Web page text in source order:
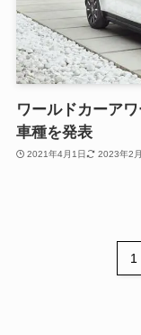
ワールドカーア
車種を発表
2021年4月1日 2023年2
1